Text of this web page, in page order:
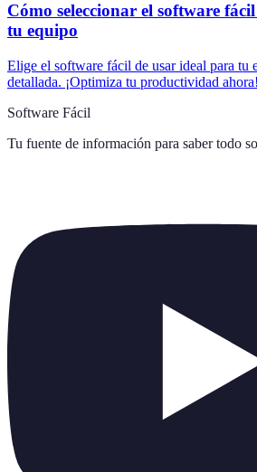
Cómo seleccionar el software
tu equipo
Elige el software fácil de usar ideal para tu
detallada. ¡Optimiza tu productividad ahora!
Software Fácil
Tu fuente de información para saber todo